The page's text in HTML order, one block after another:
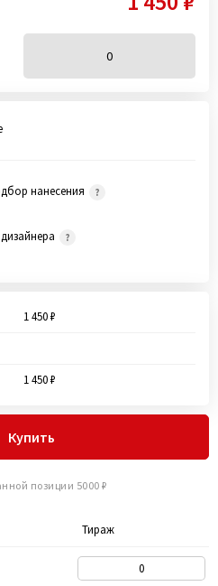
Тираж
нанесения
1 450 ₽
1 450 ₽
Купить
позиции 5000 ₽